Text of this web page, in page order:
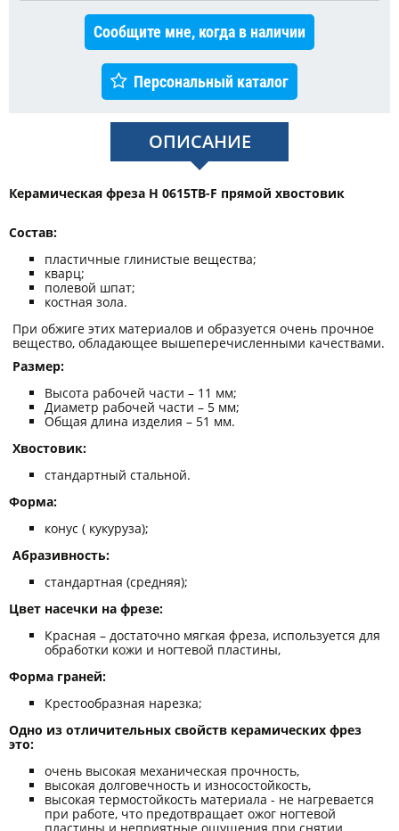
Сообщите мне, когда в наличии
Персональный каталог
ОПИСАНИЕ
Керамическая фреза Н 0615ТВ-F прямой хвостовик
Состав:
пластичные глинистые вещества;
кварц;
полевой шпат;
костная зола.
При обжиге этих материалов и образуется очень прочное
вещество, обладающее вышеперечисленными качествами.
Размер:
Высота рабочей части – 11 мм;
Диаметр рабочей части – 5 мм;
Общая длина изделия – 51 мм.
Хвостовик:
стандартный стальной.
Форма:
конус ( кукуруза);
Абразивность:
стандартная (средняя);
Цвет насечки на фрезе:
Красная – достаточно мягкая фреза, используется для
обработки кожи и ногтевой пластины,
Форма граней:
Крестообразная нарезка;
Одно из отличительных свойств керамических фрез
это:
очень высокая механическая прочность,
высокая долговечность и износостойкость,
высокая термостойкость материала - не нагревается
при работе, что предотвращает ожог ногтевой